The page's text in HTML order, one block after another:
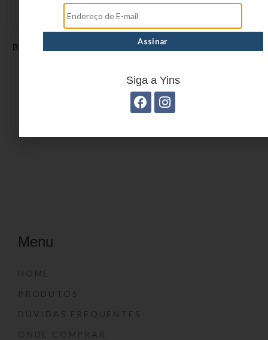
BORRACHA BRANCA 20
BORRACHA BRANCA 40
Menu
HOME
PRODUTOS
DÚVIDAS FREQUENTES
ONDE COMPRAR
Siga a Yins